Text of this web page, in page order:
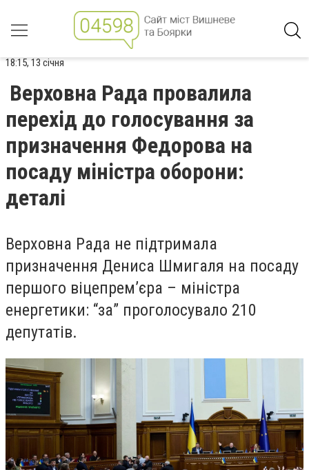
18:15, 13 січня
Верховна Рада провалила
перехід до голосування за
призначення Федорова на
посаду міністра оборони:
деталі
Верховна Рада не підтримала
призначення Дениса Шмигаля на посаду
першого віцепрем’єра – міністра
енергетики: “за” проголосувало 210
депутатів.